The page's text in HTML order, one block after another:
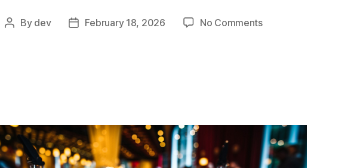
Post
By dev
PostFebruary 18, 2026 No Commentson